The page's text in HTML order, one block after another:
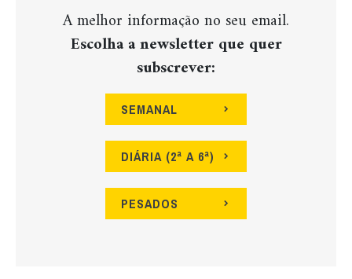
A melhor informação no seu email.
Escolha a newsletter que quer
subscrever:
SEMANAL
DIÁRIA (2ª A 6ª)
PESADOS